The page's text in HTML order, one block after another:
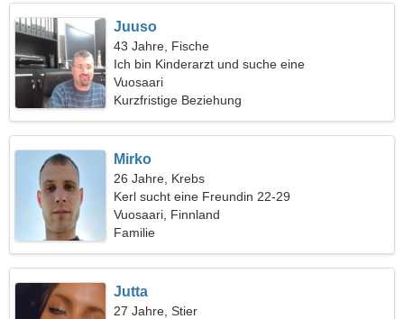
Juuso
43 Jahre, Fische
Ich bin Kinderarzt und suche eine
leidenschaftliche Frau
Vuosaari
Kurzfristige Beziehung
Mirko
26 Jahre, Krebs
Kerl sucht eine Freundin 22-29
Vuosaari, Finnland
Familie
Jutta
27 Jahre, Stier